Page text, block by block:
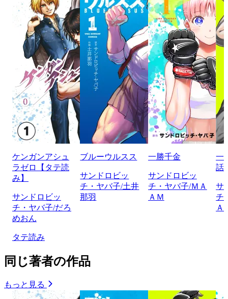
ケンガンアシュ
ラゼロ【タテ読
み】
サンドロビッ
チ・ヤバ子/だろ
めおん
タテ読み
ブルーウルスス
サンドロビッ
チ・ヤバ子/土井
那羽
一勝千金
サンドロビッ
チ・ヤバ子/ＭＡ
ＡＭ
一
話
サ
チ
Ａ
同じ著者の作品
もっと見る